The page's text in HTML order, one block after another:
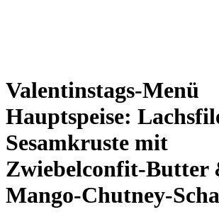
Valentinstags-Menü
Hauptspeise:
Sesamkruste mit
Zwiebelconfit-Butter
Mango-Chutney-